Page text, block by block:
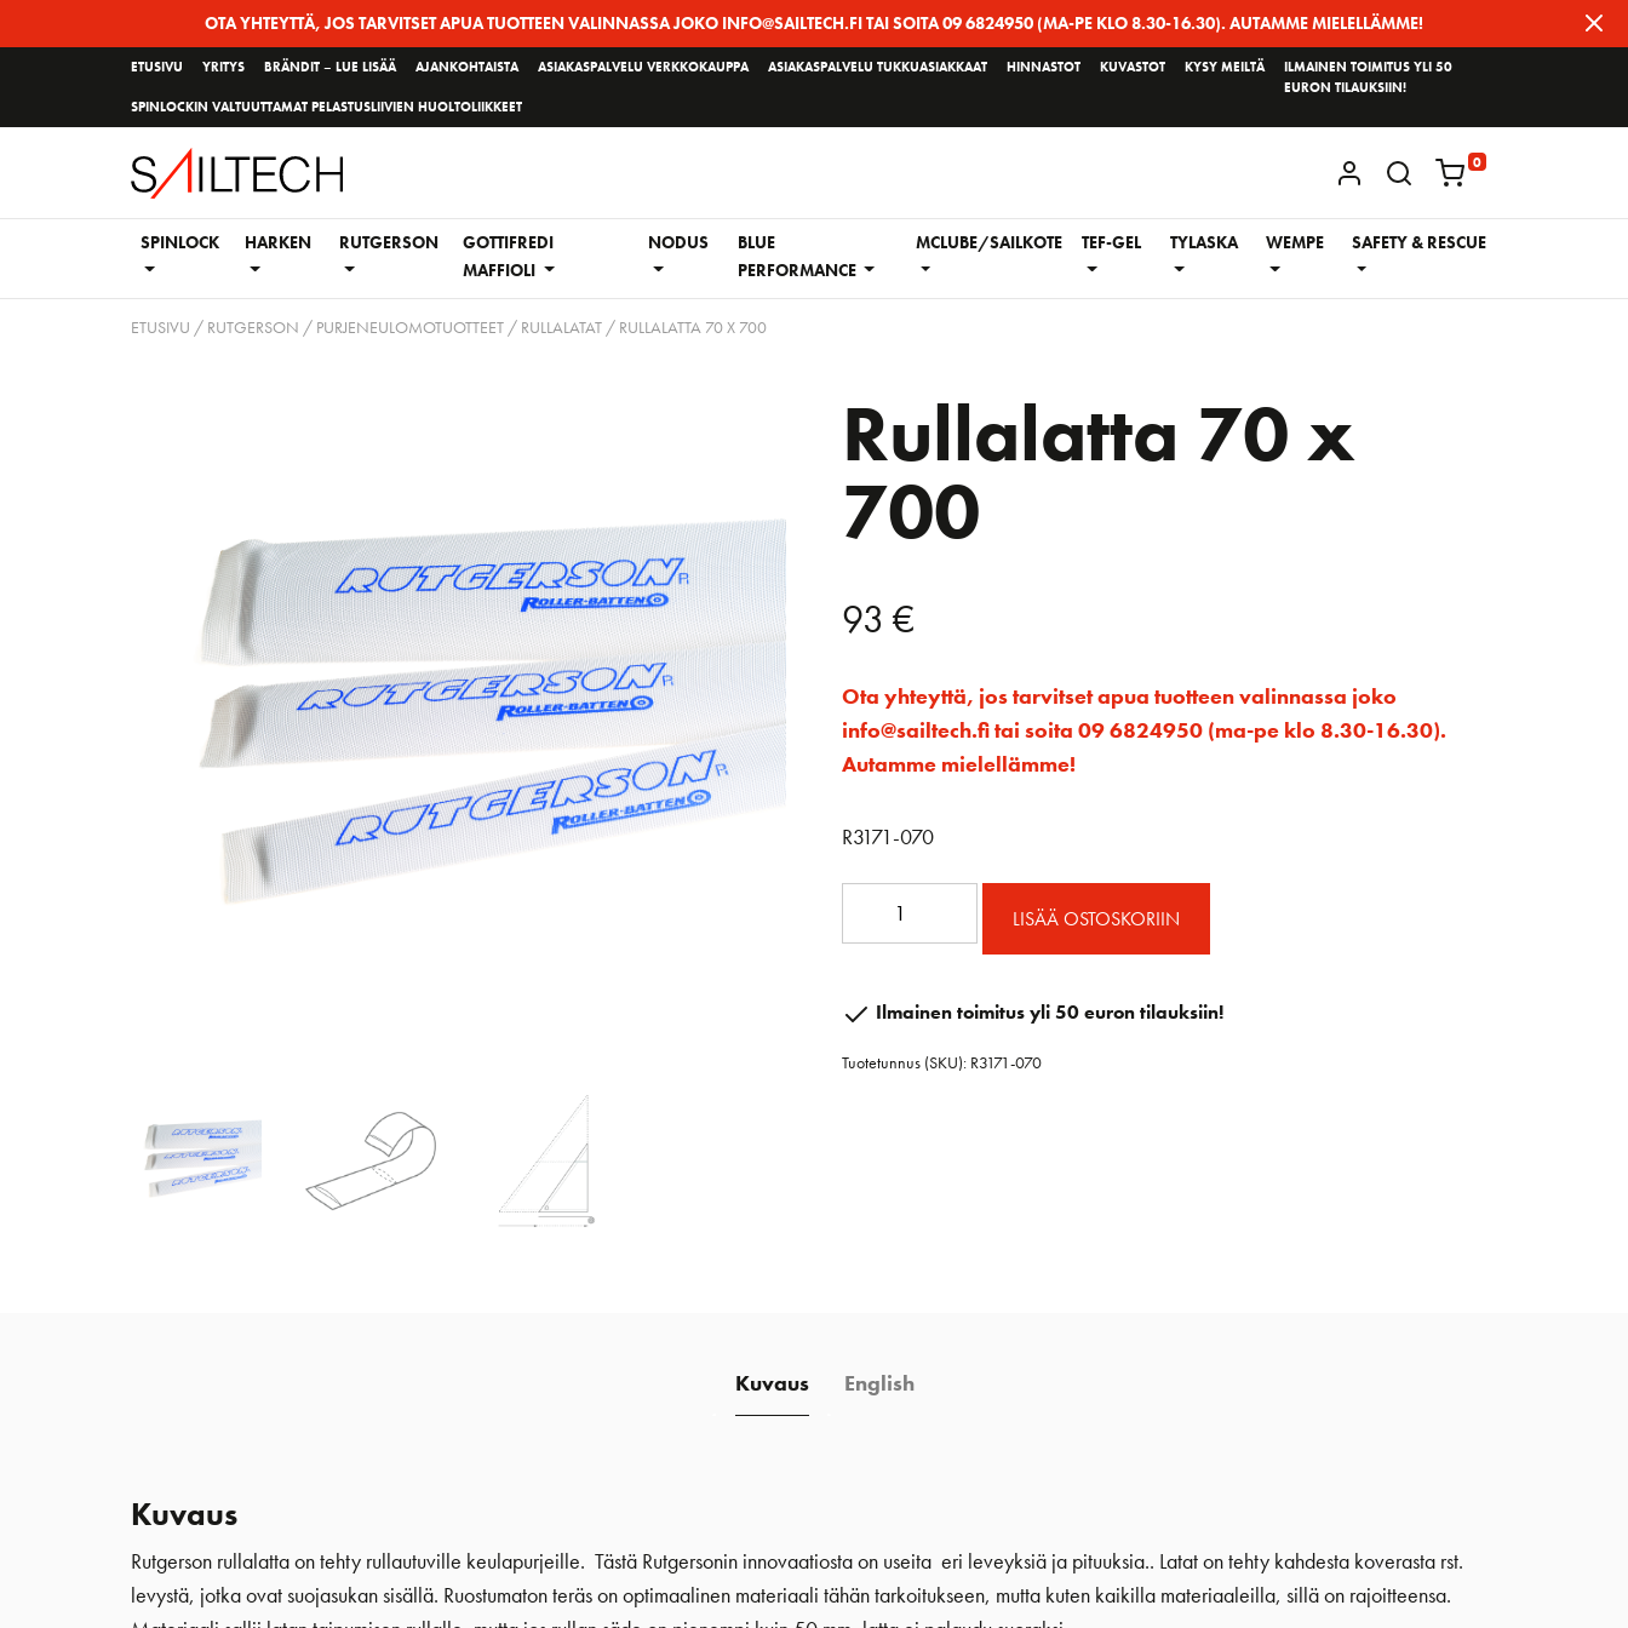
OTA YHTEYTTÄ, JOS TARVITSET APUA TUOTTEEN VALINNASSA JOKO INFO@SAILTECH.FI TAI SOITA 09 6824950 (MA-PE KLO 8.30-16.30). AUTAMME MIELELLÄMME!
ETUSIVU YRITYS BRÄNDIT – LUE LISÄÄ AJANKOHTAISTA ASIAKASPALVELU VERKKOKAUPPA ASIAKASPALVELU TUKKUASIAKKAAT HINNASTOT KUVASTOT KYSY MEILTÄ
SPINLOCKIN VALTUUTTAMAT PELASTUSLIIVIEN HUOLTOLIIKKEET
ILMAINEN TOIMITUS YLI 50
EURON TILAUKSIIN!
KIRJAUDU / REKISTERÖIDY
0
SPINLOCK HARKEN RUTGERSON
GOTTIFREDI
MAFFIOLI
NODUS
BLUE
PERFORMANCE
MCLUBE/SAILKOTE TEF-GEL TYLASKA WEMPE SAFETY & RESCUE
ETUSIVU / RUTGERSON / PURJENEULOMOTUOTTEET/ RULLALATAT/ RULLALATTA 70 X 700
Rullalatta 70 x
700
93 €
Ota yhteyttä, jos tarvitset apua tuotteen valinnassa joko
info@sailtech.fi tai soita 09 6824950 (ma-pe klo 8.30-16.30).
Autamme mielellämme!
R3171-070
700
LISÄÄ OSTOSKORIIN
Ilmainen toimitus yli 50 euron tilauksiin!
Tuotetunnus (SKU): R3171-070
Kuvaus English
Kuvaus
Rutgerson rullalatta on tehty rullautuville keulapurjeille. Tästä Rutgersonin innovaatiosta on useita eri leveyksiä ja pituuksia.. Latat on tehty kahdesta koverasta rst.
levystä, jotka ovat suojasukan sisällä. Ruostumaton teräs on optimaalinen materiaali tähän tarkoitukseen, mutta kuten kaikilla materiaaleilla, sillä on rajoitteensa.